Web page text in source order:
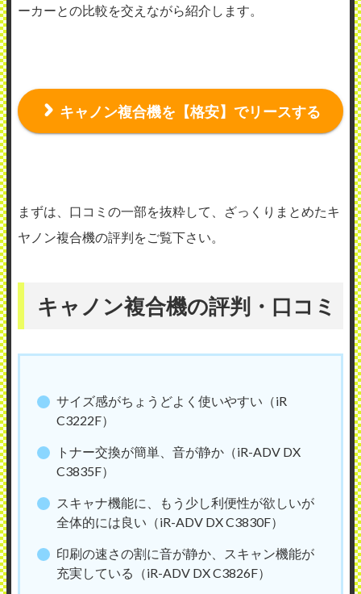
ーカーとの比較を交えながら紹介します。
キャノン複合機を【格安】でリースする
まずは、口コミの一部を抜粋して、ざっくりまとめたキ
ヤノン複合機の評判をご覧下さい。
キャノン複合機の評判・口コミ
サイズ感がちょうどよく使いやすい（iR
C3222F）
トナー交換が簡単、音が静か（iR-ADV DX
C3835F）
スキャナ機能に、もう少し利便性が欲しいが
全体的には良い（iR-ADV DX C3830F）
印刷の速さの割に音が静か、スキャン機能が
充実している（iR-ADV DX C3826F）